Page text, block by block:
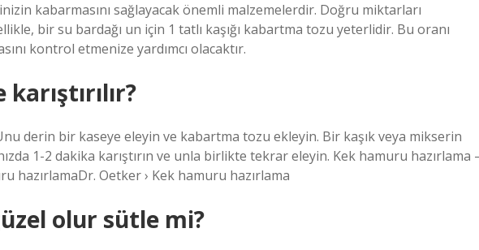
kabarmasını sağlayacak önemli malzemelerdir. Doğru miktarları
bir su bardağı un için 1 tatlı kaşığı kabartma tozu yeterlidir. Bu oranı
kontrol etmenize yardımcı olacaktır.
derin bir kaseye eleyin ve kabartma tozu ekleyin. Bir kaşık veya mikserin
1-2 dakika karıştırın ve unla birlikte tekrar eleyin. Kek hamuru hazırlama
hazırlamaDr. Oetker › Kek hamuru hazırlama
olur sütle mi?